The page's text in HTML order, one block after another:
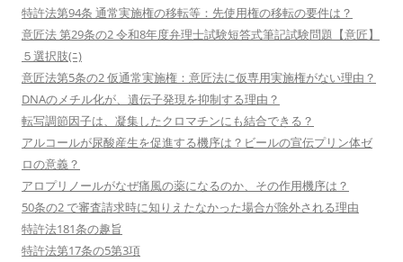
特許法第94条 通常実施権の移転等：先使用権の移転の要件は？
意匠法 第29条の2 令和8年度弁理士試験短答式筆記試験問題【意匠】
５選択肢(ﾆ)
意匠法第5条の2 仮通常実施権：意匠法に仮専用実施権がない理由？
DNAのメチル化が、遺伝子発現を抑制する理由？
転写調節因子は、凝集したクロマチンにも結合できる？
アルコールが尿酸産生を促進する機序は？ビールの宣伝プリン体ゼ
ロの意義？
アロプリノールがなぜ痛風の薬になるのか、その作用機序は？
50条の2 で審査請求時に知りえたなかった場合が除外される理由
特許法181条の趣旨
特許法第17条の5第3項